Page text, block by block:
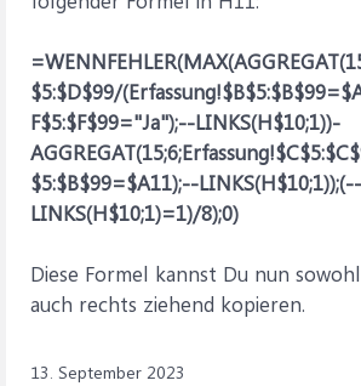
$5:$D$99/
F$5:$F$99="Ja");--LINKS(H$10;1))-
$5:$B$99=$A11);--LINKS(H$10;1));(--
LINKS(H$10;1)=1)/8);0)
Diese Formel kannst Du nun
auch rechts ziehend kopieren.
13. September 2023